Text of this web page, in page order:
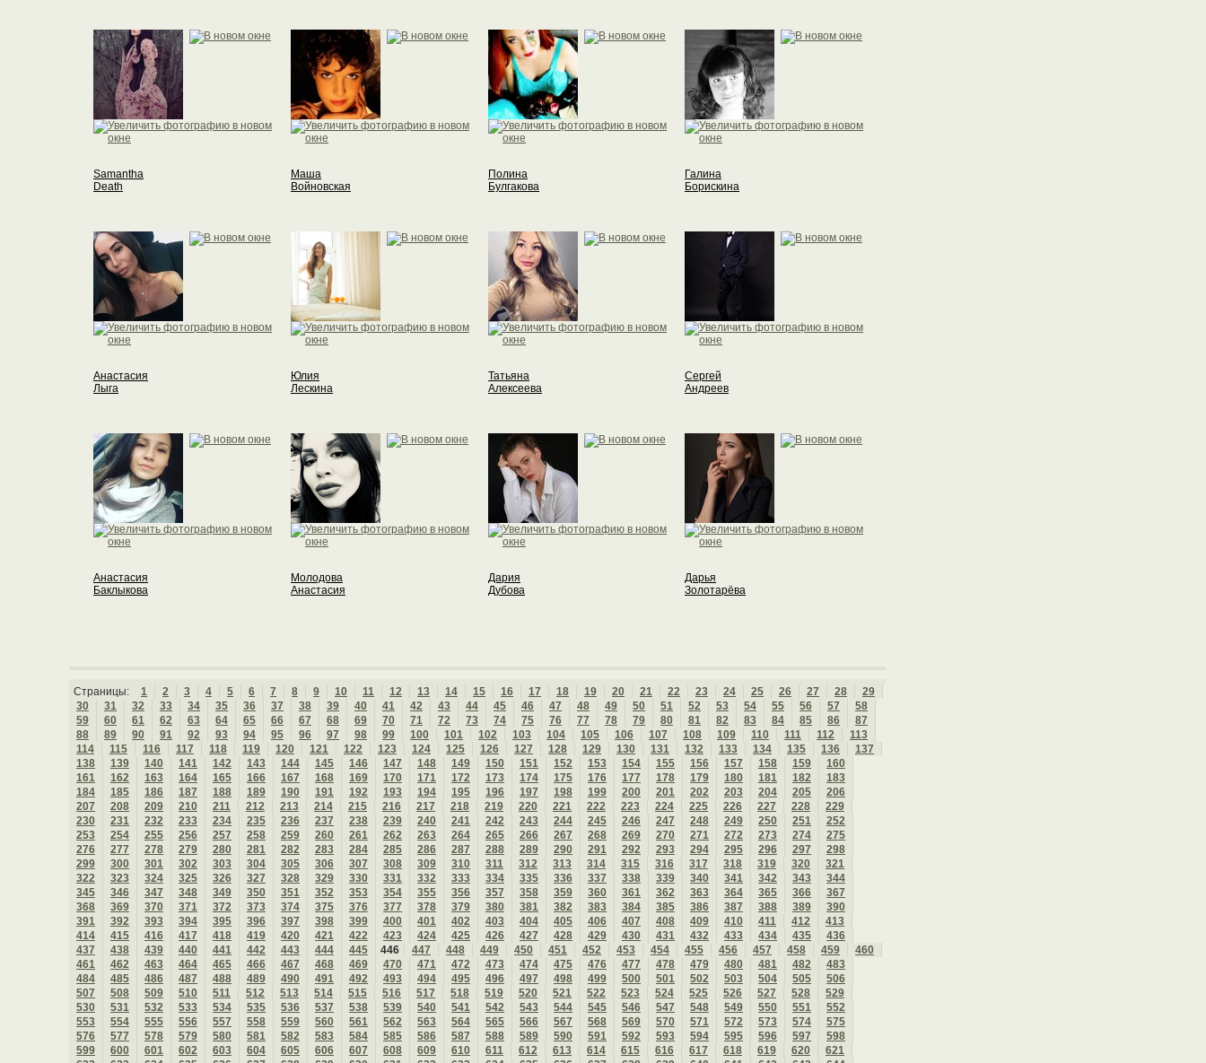
Samantha
Death
Маша
Войновская
Полина
Булгакова
Галина
Борискина
Анастасия
Лыга
Юлия
Лескина
Татьяна
Алексеева
Сергей
Андреев
Анастасия
Баклыкова
Молодова
Анастасия
Дария
Дубова
Дарья
Золотарёва
Страницы: 1 2 3 4 5 6 7 8 9 10 11 12 13 14 15 16 17 18 19 20 21 22 23 24 25 26 27 28
29
30
31 32 33 34 35 36 37 38 39 40 41 42 43 44 45 46 47 48 49 50 51 52 53 54 55 56 57
58
59
60 61 62 63 64 65 66 67 68 69 70 71 72 73 74 75 76 77 78 79 80 81 82 83 84 85 86
87
88
89 90 91 92 93 94 95 96 97 98 99 100 101 102 103 104 105 106 107 108 109 110 111 112
113
114
115 116 117 118 119 120 121 122 123 124 125 126 127 128 129 130 131 132 133 134 135 136
137
138
139 140 141 142 143 144 145 146 147 148 149 150 151 152 153 154 155 156 157 158 159
160
161
162 163 164 165 166 167 168 169 170 171 172 173 174 175 176 177 178 179 180 181 182
183
184
185 186 187 188 189 190 191 192 193 194 195 196 197 198 199 200 201 202 203 204 205
206
207
208 209 210 211 212 213 214 215 216 217 218 219 220 221 222 223 224 225 226 227 228
229
230
231 232 233 234 235 236 237 238 239 240 241 242 243 244 245 246 247 248 249 250 251
252
253
254 255 256 257 258 259 260 261 262 263 264 265 266 267 268 269 270 271 272 273 274
275
276
277 278 279 280 281 282 283 284 285 286 287 288 289 290 291 292 293 294 295 296 297
298
299
300 301 302 303 304 305 306 307 308 309 310 311 312 313 314 315 316 317 318 319 320
321
322
323 324 325 326 327 328 329 330 331 332 333 334 335 336 337 338 339 340 341 342 343
344
345
346 347 348 349 350 351 352 353 354 355 356 357 358 359 360 361 362 363 364 365 366
367
368
369 370 371 372 373 374 375 376 377 378 379 380 381 382 383 384 385 386 387 388 389
390
391
392 393 394 395 396 397 398 399 400 401 402 403 404 405 406 407 408 409 410 411 412
413
414
415 416 417 418 419 420 421 422 423 424 425 426 427 428 429 430 431 432 433 434 435
436
437
438 439 440 441 442 443 444 445 446 447 448 449 450 451 452 453 454 455 456 457 458 459
460
461
462 463 464 465 466 467 468 469 470 471 472 473 474 475 476 477 478 479 480 481 482
483
484
485 486 487 488 489 490 491 492 493 494 495 496 497 498 499 500 501 502 503 504 505
506
507
508 509 510 511 512 513 514 515 516 517 518 519 520 521 522 523 524 525 526 527 528
529
530
531 532 533 534 535 536 537 538 539 540 541 542 543 544 545 546 547 548 549 550 551
552
553
554 555 556 557 558 559 560 561 562 563 564 565 566 567 568 569 570 571 572 573 574
575
576
577 578 579 580 581 582 583 584 585 586 587 588 589 590 591 592 593 594 595 596 597
598
599
600 601 602 603 604 605 606 607 608 609 610 611 612 613 614 615 616 617 618 619 620
621